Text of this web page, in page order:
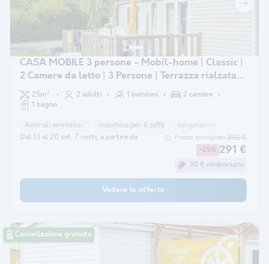
CASA MOBILE 3 persone - Mobil-home | Classic |
2 Camere da letto | 3 Persone | Terrazza rialzata
scoperta | 1 bagno
25m² 2 adulti 1 bambini
2 camere
1 bagno
Animali ammessi * macchina per il caffè congelatore
Dal 13 al 20 set, 7 notti, a partire da Prezzo consigliato:392 €
-25% 291 €
30 € rimborsato
Vedere le offerte
Cancellazione gratuita